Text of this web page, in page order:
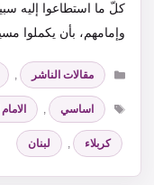
كلّ ما استطاعوا إليه
وإمامهم، بأن يكملوا
التصنيفات
مقالات الناشر ,
الوسوم
اساسي ,
كربلاء , لبنان